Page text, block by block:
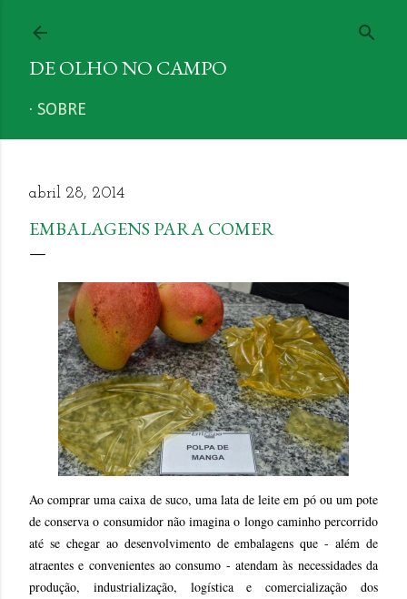
DE OLHO NO CAMPO
SOBRE
abril 28, 2014
EMBALAGENS PARA COMER
Ao comprar uma caixa de suco, uma lata de leite em pó ou um pote
de conserva o consumidor não imagina o longo caminho percorrido
até se chegar ao desenvolvimento de embalagens que - além de
atraentes e convenientes ao consumo - atendam às necessidades da
produção, industrialização, logística e comercialização dos